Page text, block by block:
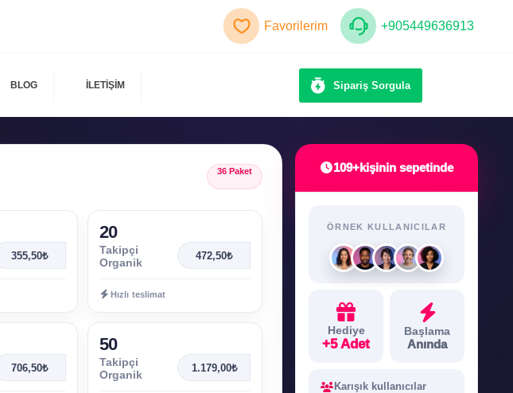
Favorilerim +905449636913
BLOG İLETİŞİM Sipariş Sorgula
36 Paket
355,50₺
20
Takipçi
Organik
472,50₺
Hızlı teslimat
706,50₺
50
Takipçi
Organik
1.179,00₺
109+kişinin sepetinde
ÖRNEK KULLANICILAR
Hediye
+5 Adet
Başlama
Anında
Karışık kullanıcılar